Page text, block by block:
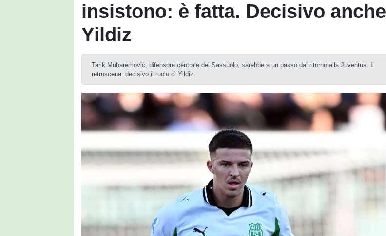
insistono: è fatta. Decisivo anche
Yildiz
Tarik Muharemovic, difensore centrale del Sassuolo, sarebbe a un passo dal ritorno alla Juventus. Il
retroscena: decisivo il ruolo di Yildiz